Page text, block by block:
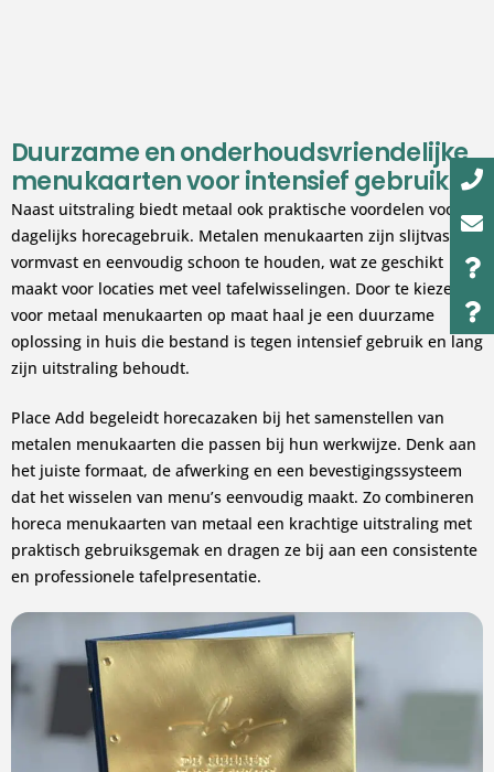
Duurzame en onderhoudsvriendelijke
menukaarten voor intensief gebruik
Naast uitstraling biedt metaal ook praktische voordelen voor
dagelijks horecagebruik. Metalen menukaarten zijn slijtvast,
vormvast en eenvoudig schoon te houden, wat ze geschikt
maakt voor locaties met veel tafelwisselingen. Door te kiezen
voor metaal menukaarten op maat haal je een duurzame
oplossing in huis die bestand is tegen intensief gebruik en lang
zijn uitstraling behoudt.
Place Add begeleidt horecazaken bij het samenstellen van
metalen menukaarten die passen bij hun werkwijze. Denk aan
het juiste formaat, de afwerking en een bevestigingssysteem
dat het wisselen van menu’s eenvoudig maakt. Zo combineren
horeca menukaarten van metaal een krachtige uitstraling met
praktisch gebruiksgemak en dragen ze bij aan een consistente
en professionele tafelpresentatie.